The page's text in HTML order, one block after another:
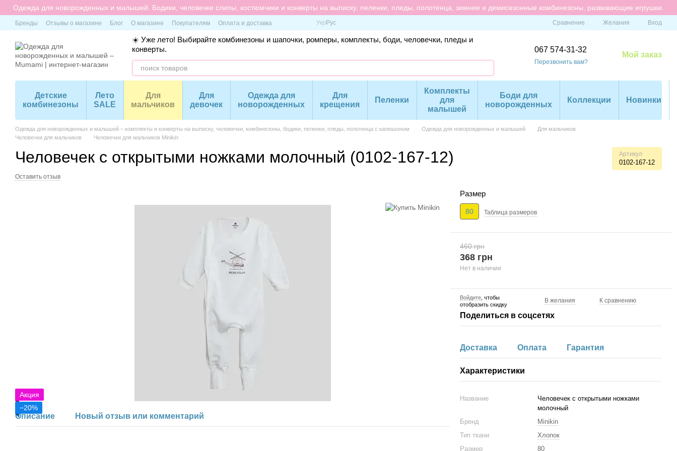
Перейти к основному контенту
Одежда для новорожденных и малышей. Бодики, человечки слипы, костюмчики и конверты на выписку, пеленки, пледы, полотенца, зимние и демисезонные комбинезоны, развивающие игрушки.
Бренды Отзывы о магазине Блог О магазине Покупателям Оплата и доставка Укр Рус Сравнение Желания Вход
☀️ Уже лето! Выбирайте комбинезоны и шапочки, ромперы, комплекты, боди, человечки, пледы и
конверты.
067 574-31-32
Перезвонить вам?
Мой заказ
Детские
комбинезоны
Лето
SALE
Для
мальчиков
Для
девочек
Одежда для
новорожденных
Для
крещения
Пеленки
Комплекты
для
малышей
Боди для
новорожденных
Коллекции Новинки
Одежда для новорожденных и малышей – комплекты и конверты на выписку, человечки, комбинезоны, бодики, пеленки, пледы, полотенца с капюшоном Одежда для новорожденных и малышей
Для мальчиков
Человечки для мальчиков
Человечки для мальчиков Minikin
Человечек с открытыми ножками молочный (0102-167-12) Артикул
0102-167-12
Оставить отзыв
Акция
−20%
Описание Новый отзыв или комментарий
Размер
80 Таблица размеров
460 грн
368 грн
Нет в наличии
Войдите , чтобы
отобразить скидку
В желания К сравнению
Поделиться в соцсетях
Доставка Оплата Гарантия
Характеристики
Название
Человечек с открытыми ножками
молочный
Бренд
Minikin
Тип ткани
Хлопок
Размер
80